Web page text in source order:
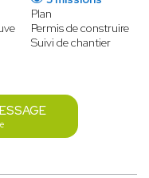
Plan
Permis de construire
Suivi de chantier